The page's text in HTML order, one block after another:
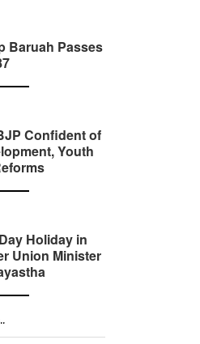
Baruah Passes
Confident of
Youth
Holiday in
Union Minister